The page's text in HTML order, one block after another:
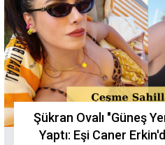
Şükran Ovalı "Güneş
Yaptı: Eşi Caner